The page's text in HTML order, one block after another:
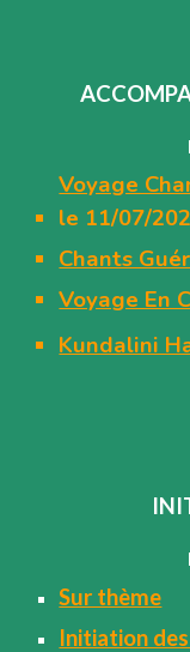
A
Voyage
le 11/07/
Chants
Voyage En
Kundalini
Sur thème
Initiation